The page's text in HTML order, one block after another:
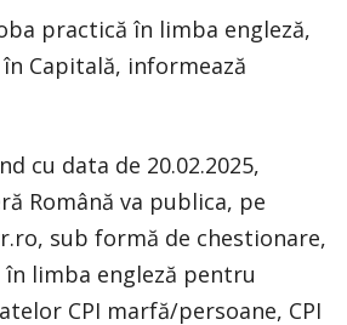
practică în limba engleză,
Capitală, informează
cu data de 20.02.2025,
Română va publica, pe
sub formă de chestionare,
limba engleză pentru
CPI marfă/persoane, CPI